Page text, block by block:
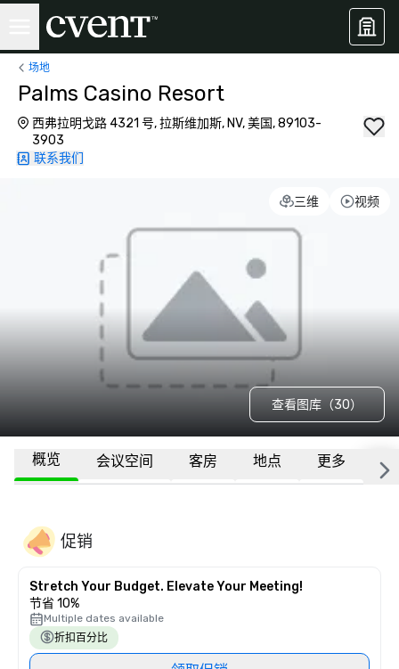
场地
Palms Casino Resort
西弗拉明戈路 4321 号, 拉斯维加斯, NV, 美国, 89103-
3903
联系我们
三维 视频
查看图库（30）
概览 会议空间 客房 地点 更多 常
促销
Stretch Your Budget. Elevate Your Meeting!
节省 10%
Multiple dates available
折扣百分比